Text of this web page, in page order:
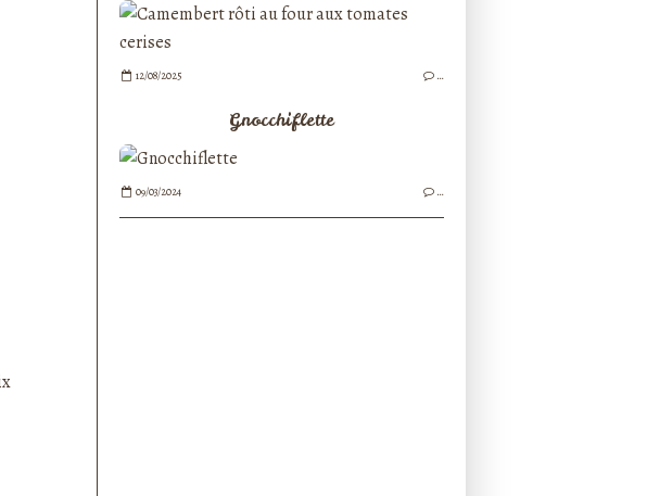
12/08/2025 …
Gnocchiflette
09/03/2024 …